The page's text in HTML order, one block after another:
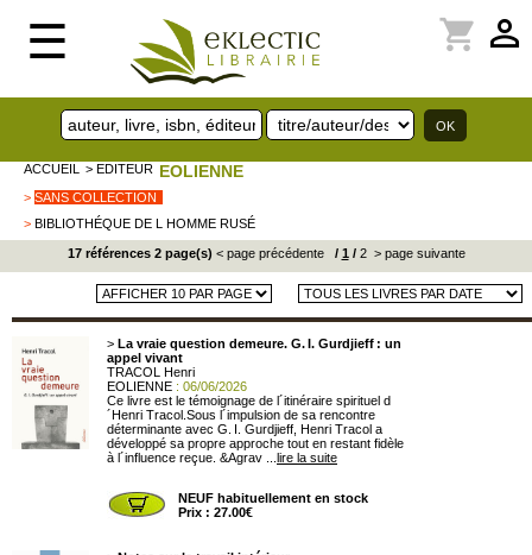
☰ perm_identity
shopping_cart
ACCUEIL > EDITEUR EOLIENNE
> SANS COLLECTION
> BIBLIOTHÉQUE DE L HOMME RUSÉ
17 références 2 page(s) < page précédente/ 1 /2 > page suivante
> La vraie question demeure. G. I. Gurdjieff : un
appel vivant
TRACOL Henri
EOLIENNE : 06/06/2026
Ce livre est le témoignage de l´itinéraire spirituel d
´Henri Tracol.Sous l´impulsion de sa rencontre
déterminante avec G. I. Gurdjieff, Henri Tracol a
développé sa propre approche tout en restant fidèle
à l´influence reçue. &Agrav ... lire la suite
NEUF habituellement en stock
Prix : 27.00€